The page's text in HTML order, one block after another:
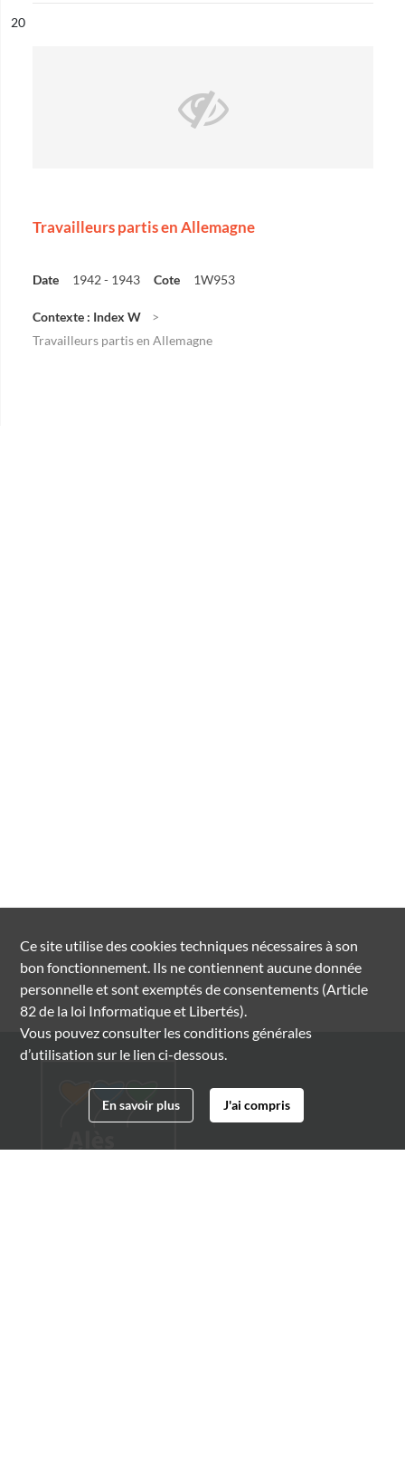
n°
20
Travailleurs partis en Allemagne
Date 1942 - 1943 Cote 1W953
Contexte : Index W
Travailleurs partis en Allemagne
Ce site utilise descookiestechniques nécessaires à son
bon fonctionnement. Ils ne contiennent aucune donnée
personnelle et sont exemptés de consentements (Article
82 de la loi Informatique et Libertés).
Vous pouvez consulter les conditions générales
d’utilisation sur le lien ci-dessous.
En savoir plus J'ai compris